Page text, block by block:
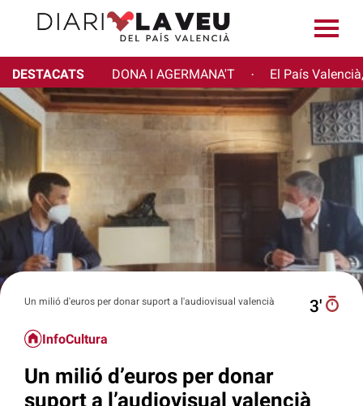
DESTACATS DONA I AGERMANA'T · El País
Un milió d'euros per donar suport a l'audiovisual valencià 3′
InfoCultura
Un milió d’euros per donar
suport a l’audiovisual valencià